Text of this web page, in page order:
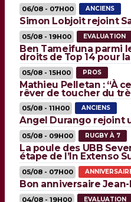
06/08 - 07H00 ANCIENS
Simon Lobjoit rejoint
05/08 - 19H00 EVALUATION
Ben Tameifuna parmi
droits de Top 14 pour la
05/08 - 15H00 PROS
Mathieu Pelletan : “À
rêver de toucher du
05/08 - 11H00 ANCIENS
Angel Durango rejoint
05/08 - 09H00 RUGBY À 7
La poule des UBB
étape de l’In Extenso
05/08 - 07H00
Bon anniversaire
04/08 - 19H00 EVALUATION